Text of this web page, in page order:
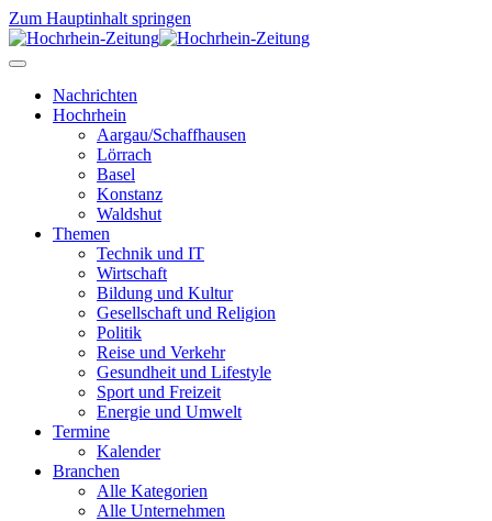
Zum Hauptinhalt springen
Nachrichten
Hochrhein
Aargau/Schaffhausen
Lörrach
Basel
Konstanz
Waldshut
Themen
Technik und IT
Wirtschaft
Bildung und Kultur
Gesellschaft und Religion
Politik
Reise und Verkehr
Gesundheit und Lifestyle
Sport und Freizeit
Energie und Umwelt
Termine
Kalender
Branchen
Alle Kategorien
Alle Unternehmen